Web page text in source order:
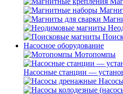
Насосное оборудование
Мотопомпы
Насосные станции —